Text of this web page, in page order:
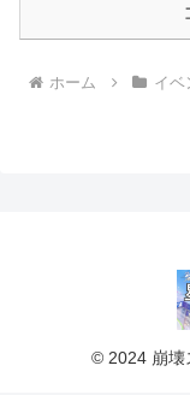
ホーム イベ
© 2024 崩壊